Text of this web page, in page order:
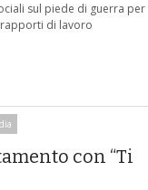
sul piede di guerra per
di lavoro
con “Ti